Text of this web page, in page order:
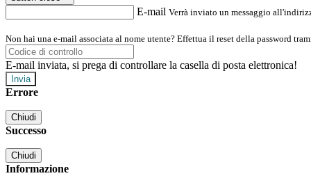
E-mail Verrà inviato un messaggio
Non hai una e-mail associata al nome utente? Effettua il reset della password
E-mail inviata, si prega di controllare la casella di posta elettronica!
Errore
Chiudi
Successo
Chiudi
Informazione